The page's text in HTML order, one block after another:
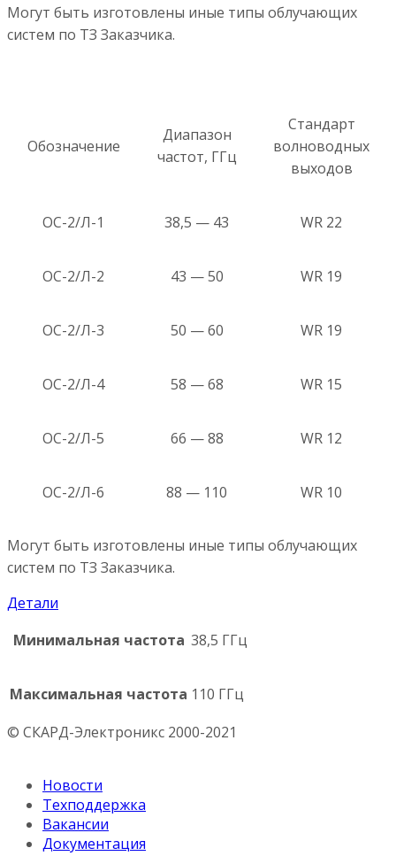
Могут быть изготовлены иные типы облучающих
систем по ТЗ Заказчика.
Обозначение
Диапазон
частот, ГГц
Стандарт
волноводных
выходов
ОС-2/Л-1 38,5 — 43 WR 22
ОС-2/Л-2 43 — 50 WR 19
ОС-2/Л-3 50 — 60 WR 19
ОС-2/Л-4 58 — 68 WR 15
ОС-2/Л-5 66 — 88 WR 12
ОС-2/Л-6 88 — 110 WR 10
Могут быть изготовлены иные типы облучающих
систем по ТЗ Заказчика.
Детали
Минимальная частота 38,5 ГГц
Максимальная частота 110 ГГц
© СКАРД-Электроникс 2000-2021
Новости
Техподдержка
Вакансии
Документация